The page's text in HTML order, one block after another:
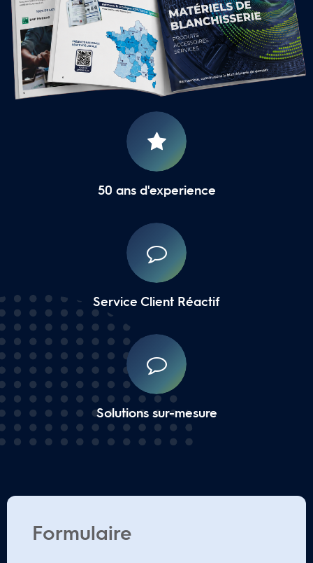
16 Agences Régionales
50 ans d'experience
Service Client Réactif
Solutions sur-mesure
Formulaire